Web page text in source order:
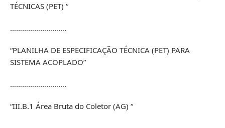
TÉCNICAS (PET) “
……………………….
“PLANILHA DE ESPECIFICAÇÃO TÉCNICA (PET) PARA
SISTEMA ACOPLADO”
……………………….
“III.B.1 Área Bruta do Coletor (AG) “